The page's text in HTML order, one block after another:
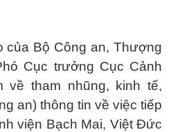
của Bộ Công an, Thượng
Cục trưởng Cục Cảnh
về tham nhũng, kinh tế,
an) thông tin về việc tiếp
viện Bạch Mai, Việt Đức